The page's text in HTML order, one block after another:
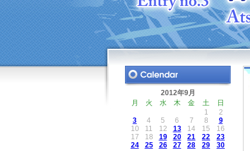
2012年9月
月
火 水 木 金 土 日
1
2
3
4 5 6 7 8
9
10
11 12 13 14 15
16
17
18 19 20 21 22
23
24
25 26 27 28 29 30